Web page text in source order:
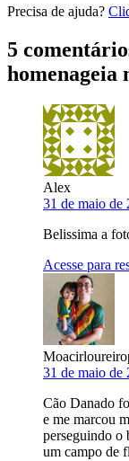
Precisa de ajuda?
5
homenageia
Alex
31 de maio de
Belissima a
Acesse para
31 de maio de
Cão Danado
e me marcou
perseguindo o
um campo de